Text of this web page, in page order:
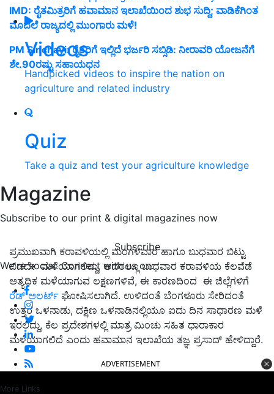
Videos
Handpicked videos to inspire the nation on
agriculture and related industry
Quiz
Take a quiz and test your agriculture knowledge
Magazine
Subscribe to our print & digital magazines now
Subscribe
We're social. Connect with us on:
More Links
IMD: ರೈತಮಿತ್ರರಿಗೆ ಹವಾಮಾನ ಇಲಾಖೆಯಿಂದ ಶುಭ ಸುದ್ದಿ; ವಾಡಿಕೆಗಿಂತ
ಮೊದಲೆ ರಾಜ್ಯದಲ್ಲಿ ಮುಂಗಾರು ಮಳೆ!
PM Sinchayi: ರೈತರಿಗೆ ಇಲ್ಲಿದೆ ಭರ್ಜರಿ ಸಬ್ಸಿಡಿ: ನೀರಾವರಿ ಯೋಜನೆಗೆ
ಶೇ.90ರಷ್ಟು ಸಹಾಯಧನ
ಪ್ರಮುಖವಾಗಿ ಕರಾವಳಿಯಲ್ಲಿ ಮಂಗಳವಾರ ಹಾಗೂ ಬುಧವಾರ ಬಿಟ್ಟು
ಬಿಡದೇ ಮಳೆಯಾಗಲಿದ್ದು, ಅದರಲ್ಲೂ ಬುಧವಾರ ಕರಾವಳಿಯ ಕೆಲವೆಡೆ
ಅತ್ಯಧಿಕ ಮಳೆಯಾಗುವ ಲಕ್ಷಣಗಳಿವೆ, ಈ ಕಾರಣದಿಂದ ಈ ಜಿಲ್ಲೆಗಳಿಗೆ
ರೆಡ್‌ ಅಲರ್ಟ್‌ ಘೋಷಿಸಲಾಗಿದೆ. ಉಳಿದಂತೆ ಬೆಂಗಳೂರು ಸೇರಿದಂತೆ
ಉತ್ತರ ಒಳನಾಡು, ದಕ್ಷಿಣ ಒಳನಾಡಿನಲ್ಲಿಯೂ ಐದು ದಿನ ಸಾಧಾರಣ ಮಳೆ
ಇರಲಿದ್ದು, ಕೆಲ ಪ್ರದೇಶಗಳಲ್ಲಿ ಮಾತ್ರ ಮಿಂಚು ಸಹಿತ ಧಾರಾಕಾರ
ಮಳೆಯಾಗಲಿದೆ ಎಂದು ಹವಾಮಾನ ಇಲಾಖೆಯ ತಜ್ಞ ಪ್ರಸಾದ್‌ ಹೇಳಿದ್ದಾರೆ.
ADVERTISEMENT